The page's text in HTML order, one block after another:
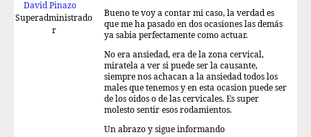
David Pinazo
Superadministrado
r
Bueno te voy a contar mi caso, la verdad es
que me ha pasado en dos ocasiones las demás
ya sabia perfectamente como actuar.
No era ansiedad, era de la zona cervical,
miratela a ver si puede ser la causante,
siempre nos achacan a la ansiedad todos los
males que tenemos y en esta ocasion puede ser
de los oidos o de las cervicales. Es super
molesto sentir esos rodamientos.
Un abrazo y sigue informando